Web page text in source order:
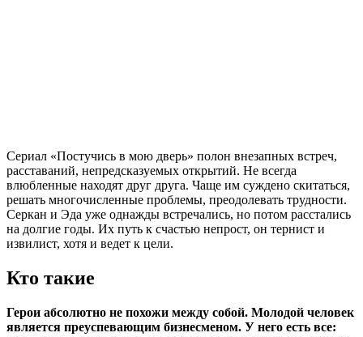
Сериал «Постучись в мою дверь» полон внезапных встреч,
расставаний, непредсказуемых открытий. Не всегда
влюбленные находят друг друга. Чаще им суждено скитаться,
решать многочисленные проблемы, преодолевать трудности.
Серкан и Эда уже однажды встречались, но потом расстались
на долгие годы. Их путь к счастью непрост, он тернист и
извилист, хотя и ведет к цели.
Кто такие
Герои абсолютно не похожи между собой. Молодой человек
является преуспевающим бизнесменом. У него есть все: